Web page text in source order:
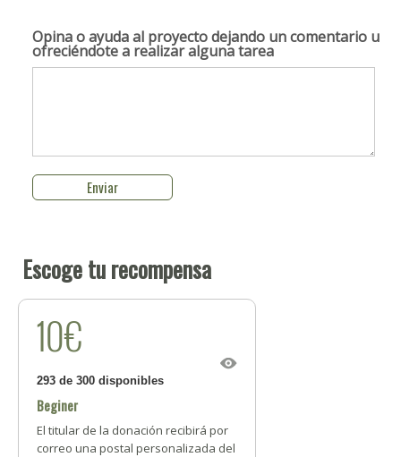
Opina o ayuda al proyectodejando un comentario u
ofreciéndote a realizar alguna tarea
Escoge tu recompensa
10€
293 de 300 disponibles
Beginer
El titular de la donación recibirá por
correo una postal personalizada del